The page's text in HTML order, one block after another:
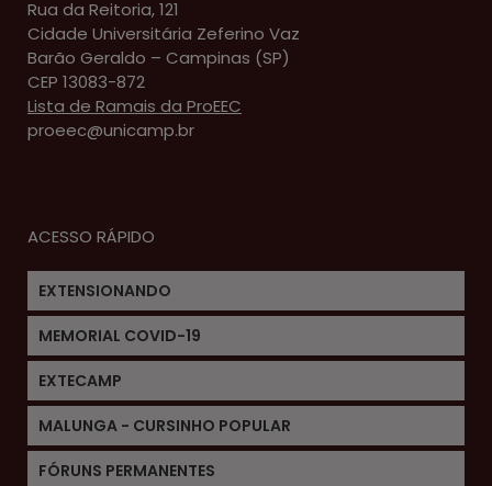
Rua da Reitoria, 121
Cidade Universitária Zeferino Vaz
Barão Geraldo – Campinas (SP)
CEP 13083-872
Lista de Ramais da ProEEC
proeec@unicamp.br
ACESSO RÁPIDO
EXTENSIONANDO
MEMORIAL COVID-19
EXTECAMP
MALUNGA - CURSINHO POPULAR
FÓRUNS PERMANENTES